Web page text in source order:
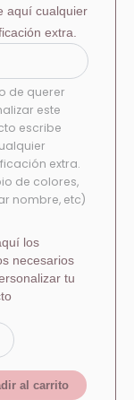
aquí cualquier
extra.
de querer
este
escribe
extra.
de colores,
nombre, etc)
los
necesarios
tu
al carrito